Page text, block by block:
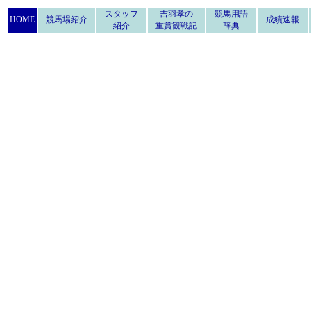
HOME 競馬場紹介
スタッフ
紹介
吉羽孝の
重賞観戦記
競馬用語
辞典
成績速報